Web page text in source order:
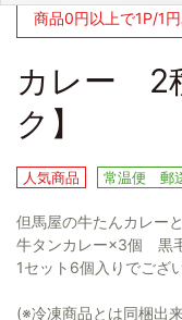
商品0円以上で1P/1
カレー 2
ク】
人気商品 常温便 郵
但馬屋の牛たんカレー
牛タンカレー×3個 黒
1セット6個入りでござ
(※冷凍商品とは同梱出